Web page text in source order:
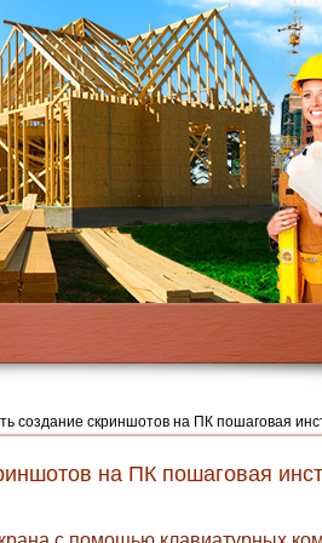
создание скриншотов на ПК пошаговая
на ПК пошаговая